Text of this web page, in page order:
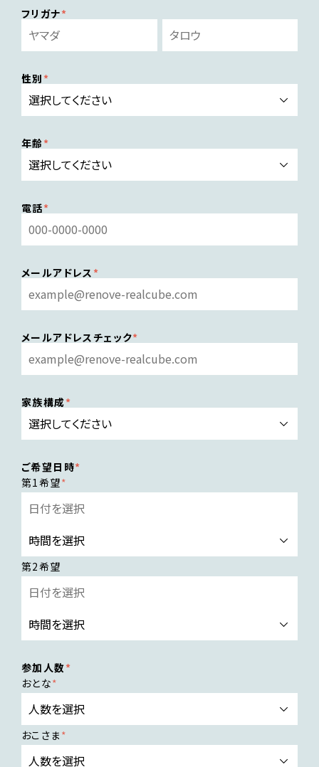
フリガナ
性別
年齢
電話
メールアドレス
メールアドレスチェック
家族構成
ご希望日時
第1希望
第2希望
参加人数
おとな
おこさま